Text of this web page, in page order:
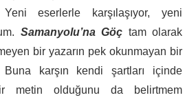
eserlerle karşılaşıyor, yeni
Samanyolu’na Göç tam olarak
bir yazarın pek okunmayan bir
Buna karşın kendi şartları içinde
metin olduğunu da belirtmem